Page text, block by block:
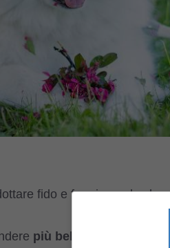
fido e fare in modo
più belle
le